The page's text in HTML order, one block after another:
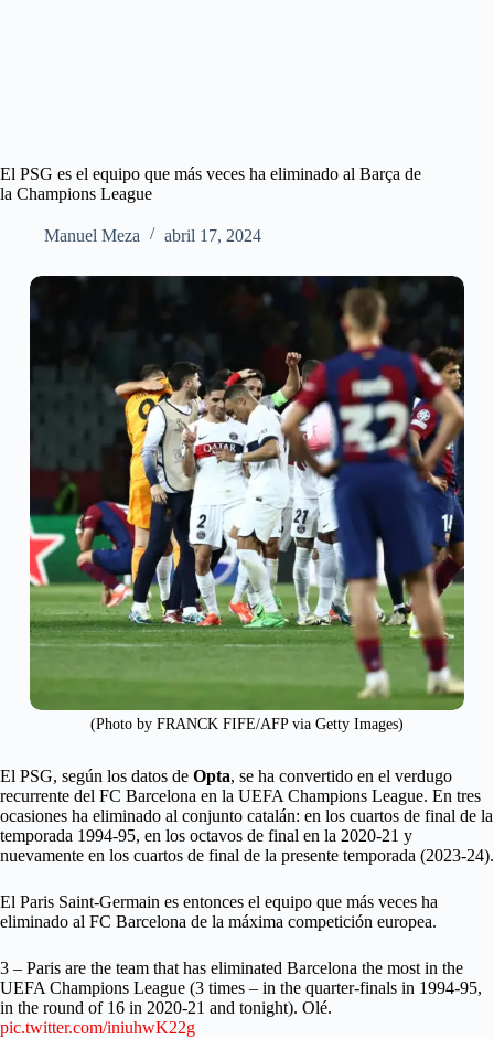
El PSG es el equipo que más veces ha eliminado al Barça de
la Champions League
Manuel Meza abril 17, 2024
(Photo by FRANCK FIFE/AFP via Getty Images)
El PSG, según los datos de Opta, se ha convertido en el verdugo
recurrente del FC Barcelona en la UEFA Champions League. En tres
ocasiones ha eliminado al conjunto catalán: en los cuartos de final de la
temporada 1994-95, en los octavos de final en la 2020-21 y
nuevamente en los cuartos de final de la presente temporada (2023-24).
El Paris Saint-Germain es entonces el equipo que más veces ha
eliminado al FC Barcelona de la máxima competición europea.
3 – Paris are the team that has eliminated Barcelona the most in the
UEFA Champions League (3 times – in the quarter-finals in 1994-95,
in the round of 16 in 2020-21 and tonight). Olé.
pic.twitter.com/iniuhwK22g